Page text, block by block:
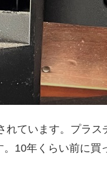
ています。プラス
10年くらい前に買